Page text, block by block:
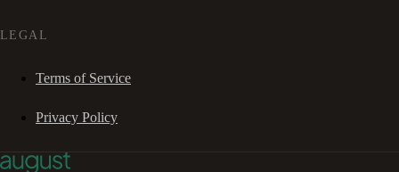
LEGAL
Terms of Service
Privacy Policy